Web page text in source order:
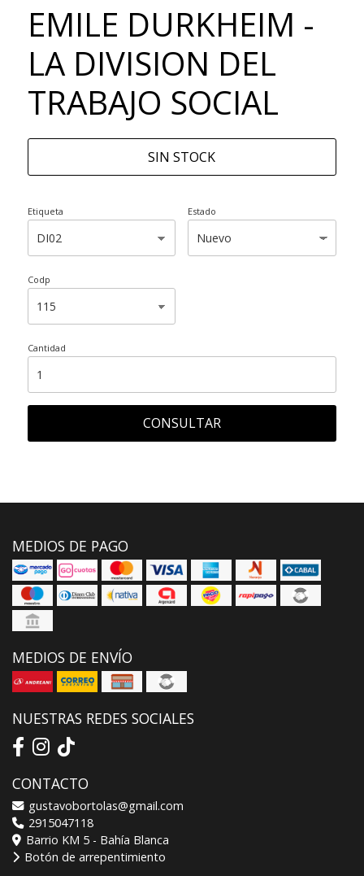
EMILE DURKHEIM -
LA DIVISION DEL
TRABAJO SOCIAL
SIN STOCK
Etiqueta Estado
Codp
Cantidad
CONSULTAR
MEDIOS DE PAGO
MEDIOS DE ENVÍO
NUESTRAS REDES SOCIALES
CONTACTO
gustavobortolas@gmail.com
2915047118
Barrio KM 5 - Bahía Blanca
Botón de arrepentimiento